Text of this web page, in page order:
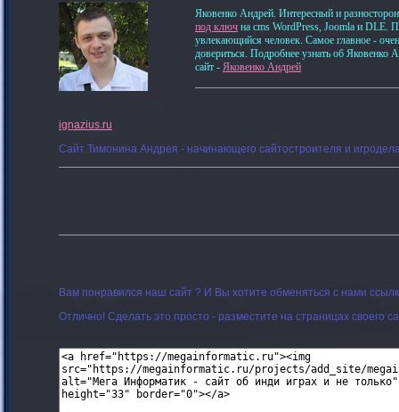
Яковенко Андрей. Интересный и
под ключ на cms WordPress, Joomla и DLE.
увлекающийся человек. Самое главное -
довериться. Подробнее узнать об
сайт - Яковенко Андрей
ignazius.ru
Сайт Тимонина Андрея - начинающего сайтостроителя и
Вам понравился наш сайт ? И Вы хотите обменяться с нами
Отлично! Сделать это просто - разместите на страницах своего